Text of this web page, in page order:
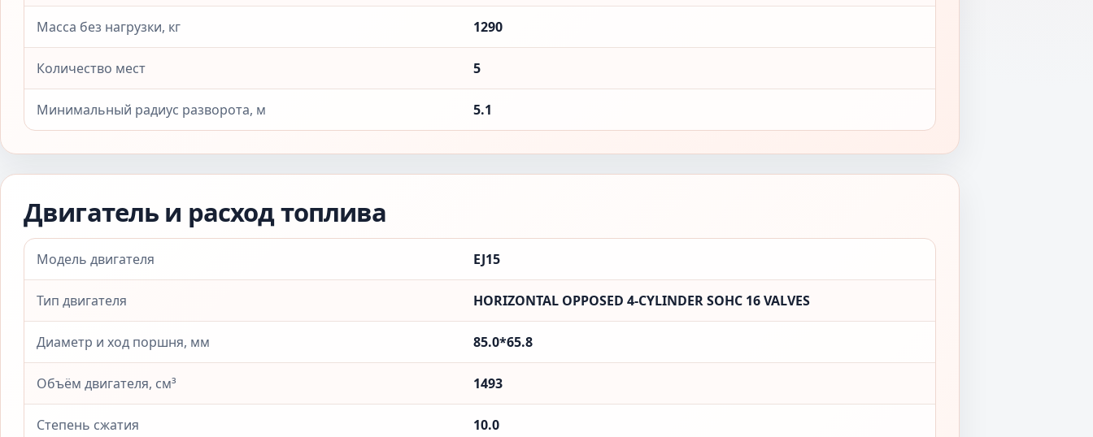
Масса без нагрузки, кг 1290
Количество мест 5
Минимальный радиус разворота, м 5.1
Двигатель и расход топлива
Модель двигателя EJ15
Тип двигателя HORIZONTAL OPPOSED 4-CYLINDER SOHC 16 VALVES
Диаметр и ход поршня, мм 85.0*65.8
Объём двигателя, см³ 1493
Степень сжатия 10.0